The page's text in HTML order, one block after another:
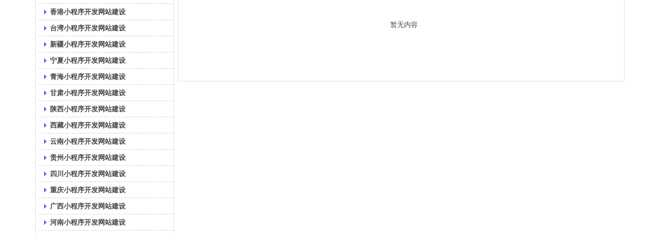
香港小程序开发网站建设
台湾小程序开发网站建设
新疆小程序开发网站建设
宁夏小程序开发网站建设
青海小程序开发网站建设
甘肃小程序开发网站建设
陕西小程序开发网站建设
西藏小程序开发网站建设
云南小程序开发网站建设
贵州小程序开发网站建设
四川小程序开发网站建设
重庆小程序开发网站建设
广西小程序开发网站建设
河南小程序开发网站建设
暂无内容